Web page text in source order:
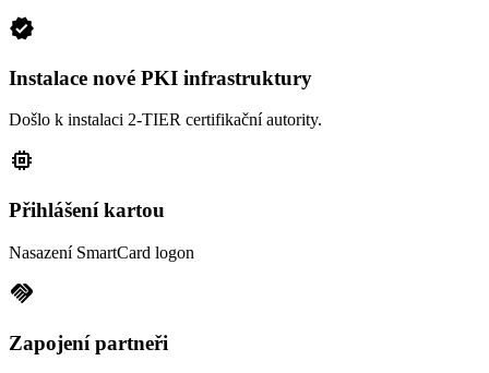
verified
Instalace nové PKI infrastruktury
Došlo k instalaci 2-TIER certifikační autority.
memory
Přihlášení kartou
Nasazení SmartCard logon
handshake
Zapojení partneři